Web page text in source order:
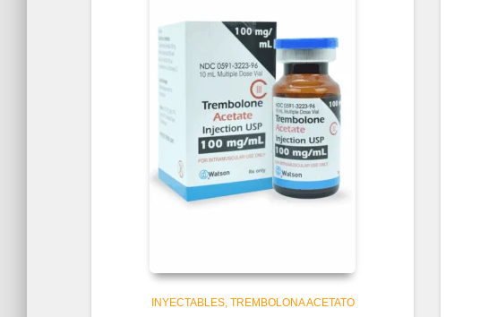
INYECTABLES TREMBOLONA ACETATO